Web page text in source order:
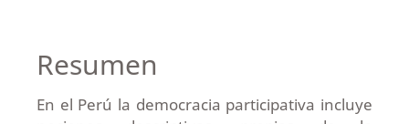
Resumen
En el Perú la democracia participativa incluye